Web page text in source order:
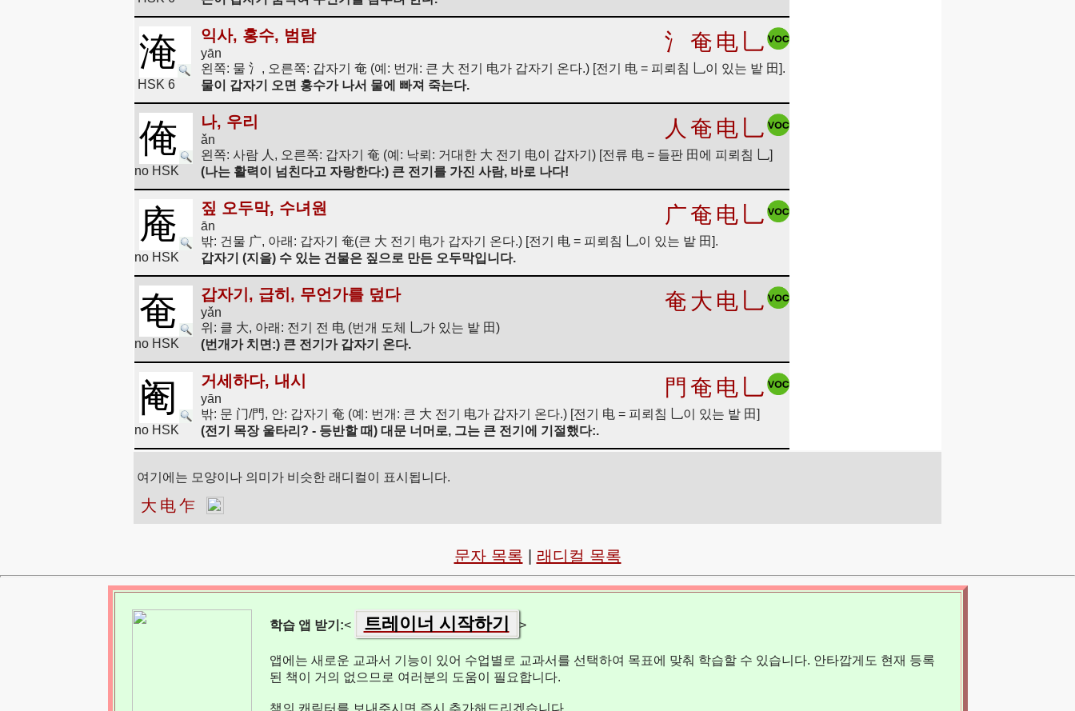
淹
HSK 6
익사, 홍수, 범람
yān 氵 奄 电 乚
왼쪽: 물 氵, 오른쪽: 갑자기 奄 (예: 번개: 큰 大 전기 电가 갑자기 온다.) [전기 电 = 피뢰침 乚이 있는 밭 田].
물이 갑자기 오면 홍수가 나서 물에 빠져 죽는다.
俺
no HSK
나, 우리
ǎn 人 奄 电 乚
왼쪽: 사람 人, 오른쪽: 갑자기 奄 (예: 낙뢰: 거대한 大 전기 电이 갑자기) [전류 电 = 들판 田에 피뢰침 乚]
(나는 활력이 넘친다고 자랑한다:) 큰 전기를 가진 사람, 바로 나다!
庵
no HSK
짚 오두막, 수녀원
ān 广奄 电 乚
밖: 건물 广, 아래: 갑자기 奄(큰 大 전기 电가 갑자기 온다.) [전기 电 = 피뢰침 乚이 있는 밭 田].
갑자기 (지을) 수 있는 건물은 짚으로 만든 오두막입니다.
奄
no HSK
갑자기, 급히, 무언가를 덮다
yǎn 奄 大 电 乚
위: 클 大, 아래: 전기 전 电 (번개 도체 乚가 있는 밭 田)
(번개가 치면:) 큰 전기가 갑자기 온다.
阉
no HSK
거세하다, 내시
yān 門 奄 电 乚
밖: 문 门/門, 안: 갑자기 奄 (예: 번개: 큰 大 전기 电가 갑자기 온다.) [전기 电 = 피뢰침 乚이 있는 밭 田]
(전기 목장 울타리? - 등반할 때) 대문 너머로, 그는 큰 전기에 기절했다:.
여기에는 모양이나 의미가 비슷한 래디컬이 표시됩니다.
大 电乍
문자 목록 래디컬 목록
학습 앱 받기:< 트레이너 시작하기 >
앱에는 새로운 교과서 기능이 있어 수업별로 교과서를 선택하여 목표에 맞춰 학습할 수 있습니다. 안타깝게도 현재 등록
된 책이 거의 없으므로 여러분의 도움이 필요합니다.
책의 캐릭터를 보내주시면 즉시 추가해드리겠습니다.